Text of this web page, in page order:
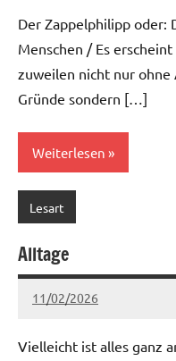
Der Zappelphilipp oder:
Menschen / Es
zuweilen nicht nur
Gründe sondern […]
Weiterlesen
Lesart
Alltage
11/02/2026
Ria
Keine
Vielleicht ist alles ganz